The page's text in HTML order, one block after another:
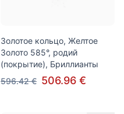
Золотое кольцо, Желтое
Золото 585°, родий
(покрытие), Бриллианты
596.42 € 506.96 €